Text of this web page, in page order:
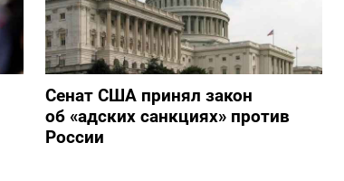
Сенат США принял закон
об «адских санкциях» против
России